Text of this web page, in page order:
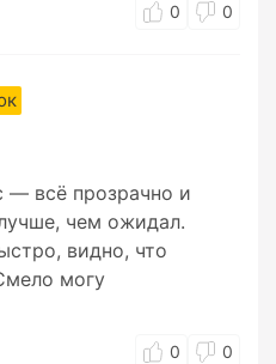
0 0
— всё прозрачно и
чем ожидал.
видно, что
могу
0 0